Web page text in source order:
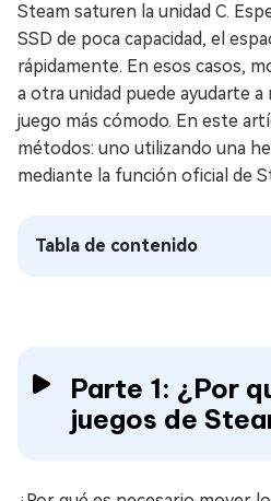
Steam saturen la unidad C.
SSD de poca capacidad, el
rápidamente. En esos casos,
a otra unidad puede ayudarte
juego más cómodo. En este
métodos: uno utilizando una
mediante la función oficial de
Tabla de contenido
Parte 1: ¿Por
juegos de